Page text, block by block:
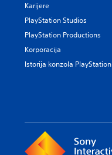
Karijere
PlayStation Studios
PlayStation Productions
Korporacija
Istorija konzola PlayStation